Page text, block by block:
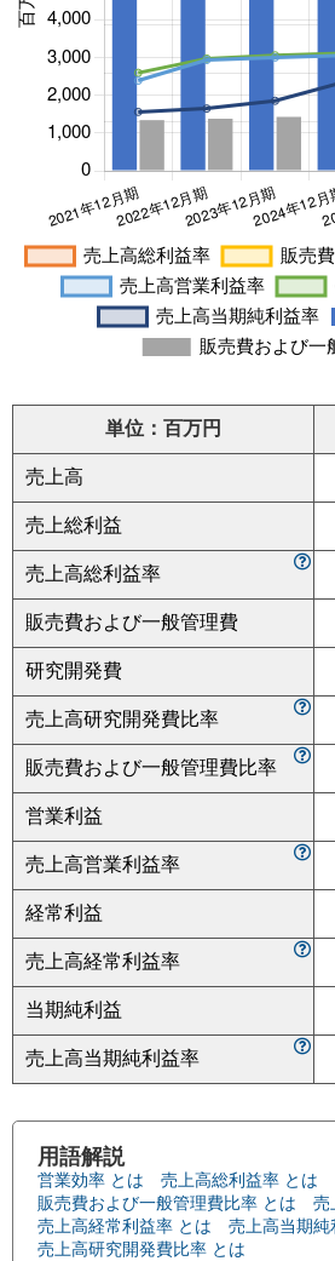
単位：百万円
売上高
売上総利益
売上高総利益率
販売費および一般管理費
研究開発費
売上高研究開発費比率
販売費および一般管理費比率
営業利益
売上高営業利益率
経常利益
売上高経常利益率
当期純利益
売上高当期純利益率
用語解説
営業効率 とは
売上高総利益率 とは
販売費および一般管理費比率 とは
売
売上高経常利益率 とは
売上高当期純
売上高研究開発費比率 とは